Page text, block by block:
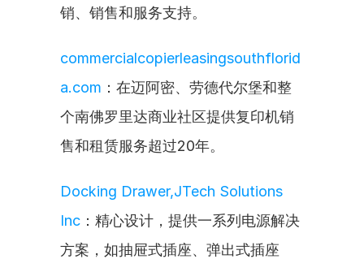
销、销售和服务支持。
commercialcopierleasingsouthflorid
a.com ：在迈阿密、劳德代尔堡和整
个南佛罗里达商业社区提供复印机销
售和租赁服务超过20年。
Docking Drawer,JTech Solutions
Inc ：精心设计，提供一系列电源解决
方案，如抽屉式插座、弹出式插座